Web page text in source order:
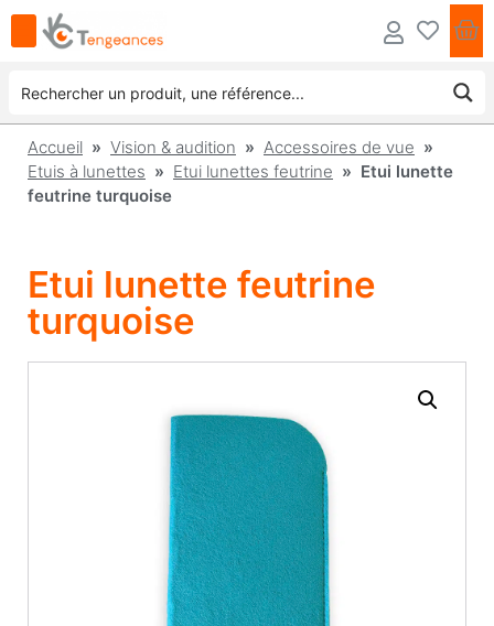
Accueil » Vision & audition » Accessoires de vue »
Etuis à lunettes » Etui lunettes feutrine » Etui lunette
feutrine turquoise
Etui lunette feutrine
turquoise